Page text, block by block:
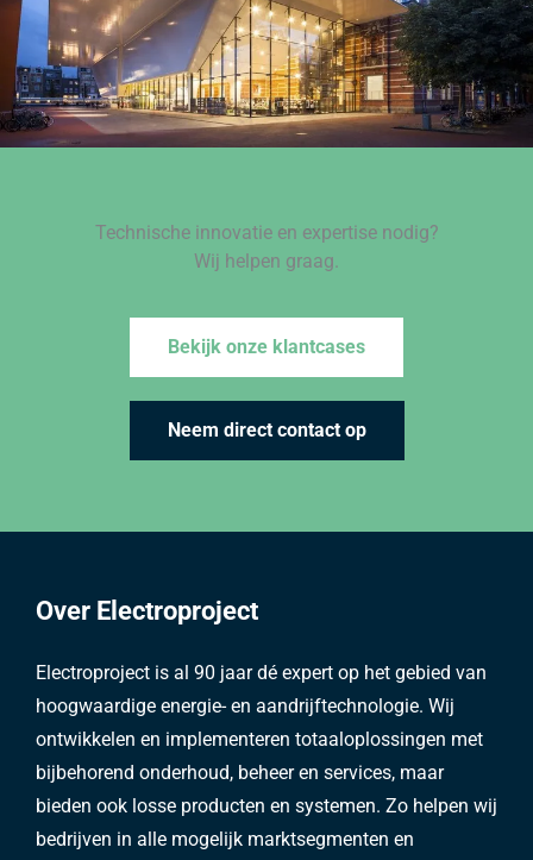
Technische innovatie en expertise nodig?
Wij helpen graag.
Bekijk onze klantcases
Neem direct contact op
Over Electroproject
Electroproject is al 90 jaar dé expert op het gebied van
hoogwaardige energie- en aandrijftechnologie. Wij
ontwikkelen en implementeren totaaloplossingen met
bijbehorend onderhoud, beheer en services, maar
bieden ook losse producten en systemen. Zo helpen wij
bedrijven in alle mogelijk marktsegmenten en